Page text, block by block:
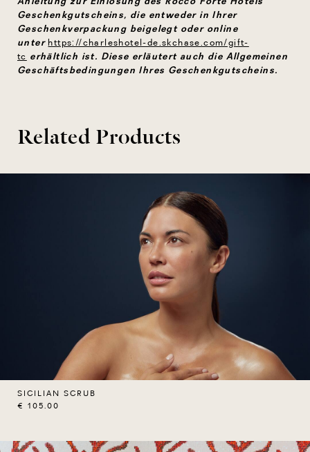
Geschenkgutscheins, die entweder in Ihrer
Geschenkverpackung beigelegt oder online
unter https://charleshotel-de.skchase.com/gift-
tc erhältlich ist. Diese erläutert auch die Allgemeinen
Geschäftsbedingungen Ihres Geschenkgutscheins.
Related Products
SICILIAN SCRUB
€ 105.00